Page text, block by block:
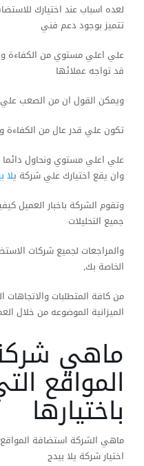
لعده اسباب عند اختيارك
تتميز بوجود دعم فني
علي اعلي مستوي من الكفاءة
قد تواجه عملائها
ويمكن القول ان من الصعب علي
تكون علي قدر عال من الكفاءة
علي اعلي مستوي ونحاول دائما
وان يقع اختيارك علي شركة يلا
وتقوم الشركة باخبار العميل
جميع التحليلات
والمراجعات لجميع شركات
الخاصة بك,
من كافة المتطلبات
الميزانية الموضوعه من خلال
ماهي
المواقع
باختيارها
ماهي الشركة استضافة المواقع
اختيار شركة يلا بيدج